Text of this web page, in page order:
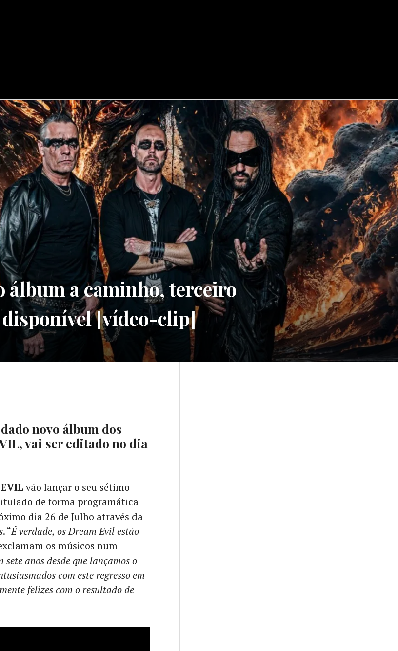
álbum a caminho, terceiro
disponível [vídeo-clip]
novo álbum dos
vai ser editado no dia
vão lançar o seu sétimo
de forma programática
dia 26 de Julho através da
. “É verdade, os Dream Evil estão
os músicos num
sete anos desde que lançamos o
com este regresso em
felizes com o resultado de